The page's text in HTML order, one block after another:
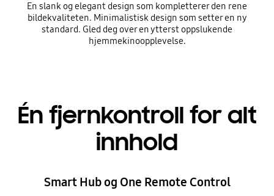
En slank og elegant design som kompletterer den rene
bildekvaliteten. Minimalistisk design som setter en ny
standard. Gled deg over en ytterst oppslukende
hjemmekinoopplevelse.
Én fjernkontroll for alt
innhold
Smart Hub og One Remote Control